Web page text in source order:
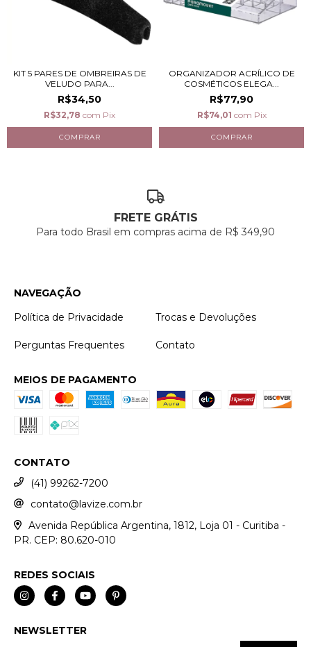
KIT 5 PARES DE OMBREIRAS DE
VELUDO PARA...
R$34,50
R$32,78 com Pix
ORGANIZADOR ACRÍLICO DE
COSMÉTICOS ELEGA...
R$77,90
R$74,01 com Pix
FRETE GRÁTIS
Para todo Brasil em compras acima de R$ 349,90
NAVEGAÇÃO
Política de Privacidade
Trocas e Devoluções
Perguntas Frequentes Contato
MEIOS DE PAGAMENTO
CONTATO
(41) 99262-7200
contato@lavize.com.br
Avenida República Argentina, 1812, Loja 01 - Curitiba -
PR. CEP: 80.620-010
REDES SOCIAIS
NEWSLETTER